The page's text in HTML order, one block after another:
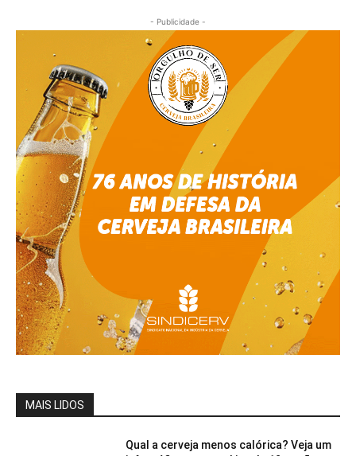
- Publicidade -
MAIS LIDOS
Qual a cerveja menos calórica? Veja um